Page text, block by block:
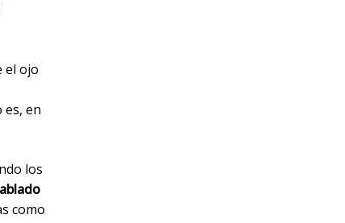
el ojo
en
los
como